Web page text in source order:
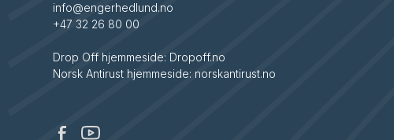
info@engerhedlund.no
+47 32 26 80 00
Drop Off hjemmeside: Dropoff.no
Norsk Antirust hjemmeside: norskantirust.no